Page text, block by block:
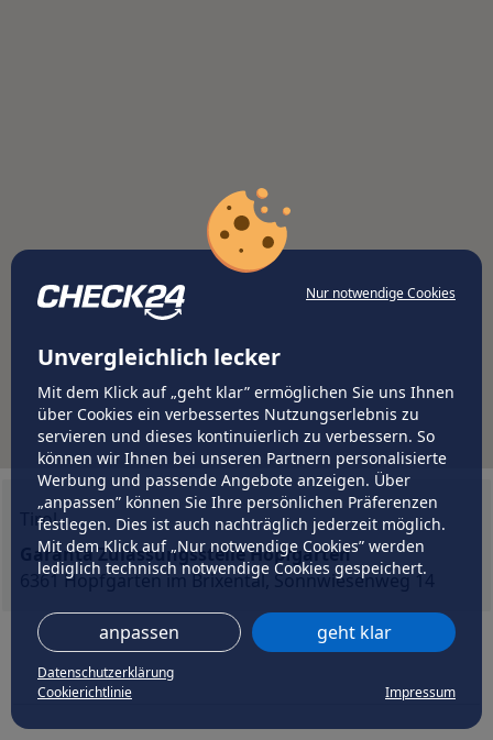
Nur notwendige Cookies
Unvergleichlich lecker
Mit dem Klick auf „geht klar” ermöglichen Sie uns Ihnen
über Cookies ein verbessertes Nutzungserlebnis zu
servieren und dieses kontinuierlich zu verbessern. So
können wir Ihnen bei unseren Partnern personalisierte
Werbung und passende Angebote anzeigen. Über
„anpassen” können Sie Ihre persönlichen Präferenzen
festlegen. Dies ist auch nachträglich jederzeit möglich.
Mit dem Klick auf „Nur notwendige Cookies” werden
lediglich technisch notwendige Cookies gespeichert.
anpassen geht klar
Datenschutzerklärung
Cookierichtlinie
Impressum
Tirol
Garanta Zulassungsstelle Hopfgarten
6361 Hopfgarten im Brixental, Sonnwiesenweg 14